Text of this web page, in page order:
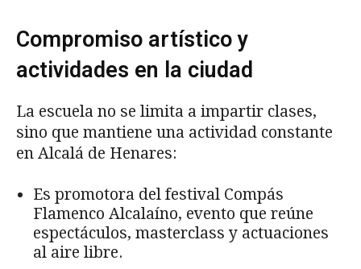
Compromiso artístico y
actividades en la ciudad
La escuela no se limita a impartir clases,
sino que mantiene una actividad constante
en Alcalá de Henares:
Es promotora del festival Compás
Flamenco Alcalaíno, evento que reúne
espectáculos, masterclass y actuaciones
al aire libre.